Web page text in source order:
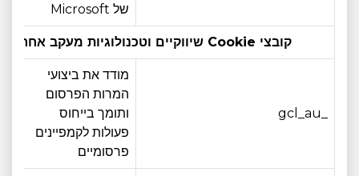
של Microsoft
קובצי Cookie שיווקיים וטכנולוגיות מעקב אחרות:
מודד את ביצועי
המרות הפרסום
ותומך בייחוס
פעולות לקמפיינים
פרסומיים